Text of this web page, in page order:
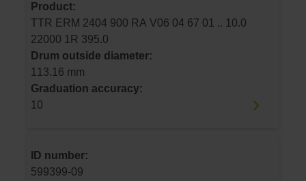
Product:
TTR ERM 2404 900 RA V06 04 67 01 .. 10.0
22000 1R 395.0
Drum outside diameter:
113.16 mm
Graduation accuracy:
10
ID number:
599399-09